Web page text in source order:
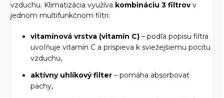
vzduchu. Klimatizácia využíva kombináciu 3 filtrov v
jednom multifunkčnom filtri:
vitamínová vrstva (vitamín C) – podľa popisu filtra
uvoľňuje vitamín C a prispieva k sviežejšiemu pocitu
vzduchu,
aktívny uhlíkový filter – pomáha absorbovať
pachy,